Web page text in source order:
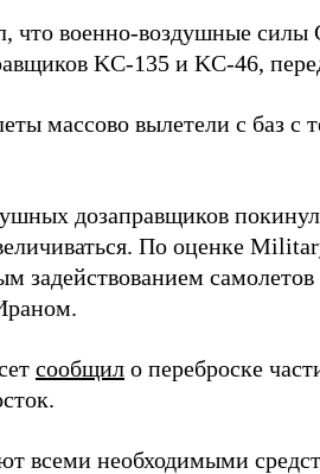
что военно-воздушные
KC-135 и KC-46,
массово вылетели с баз
дозаправщиков
По оценке
задействованием
сообщил о переброске
всеми необходимыми